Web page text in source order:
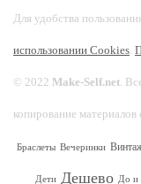
Для удобства
использовании Cookies
© 2022 Make-Self.net .
копирование материалов
Браслеты Вечеринки
Дети Дешево До и